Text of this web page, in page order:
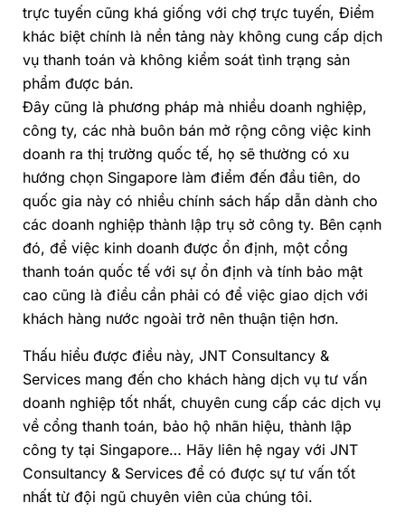
trực tuyến cũng khá giống với chợ trực tuyến, Điểm
khác biệt chính là nền tảng này không cung cấp dịch
vụ thanh toán và không kiểm soát tình trạng sản
phẩm được bán.
Đây cũng là phương pháp mà nhiều doanh nghiệp,
công ty, các nhà buôn bán mở rộng công việc kinh
doanh ra thị trường quốc tế, họ sẽ thường có xu
hướng chọn Singapore làm điểm đến đầu tiên, do
quốc gia này có nhiều chính sách hấp dẫn dành cho
các doanh nghiệp thành lập trụ sở công ty. Bên cạnh
đó, để việc kinh doanh được ổn định, một cổng
thanh toán quốc tế với sự ổn định và tính bảo mật
cao cũng là điều cần phải có để việc giao dịch với
khách hàng nước ngoài trở nên thuận tiện hơn.
Thấu hiểu được điều này, JNT Consultancy &
Services mang đến cho khách hàng dịch vụ tư vấn
doanh nghiệp tốt nhất, chuyên cung cấp các dịch vụ
về cổng thanh toán, bảo hộ nhãn hiệu, thành lập
công ty tại Singapore… Hãy liên hệ ngay với JNT
Consultancy & Services để có được sự tư vấn tốt
nhất từ đội ngũ chuyên viên của chúng tôi.